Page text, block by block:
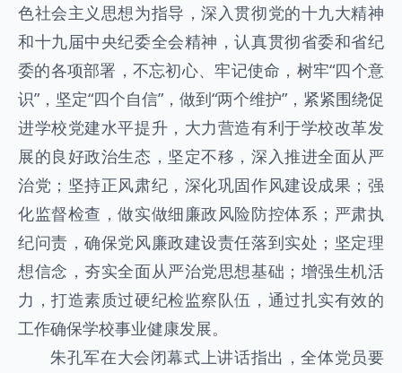
色社会主义思想为指导，深入贯彻党的十九大精神
和十九届中央纪委全会精神，认真贯彻省委和省纪
委的各项部署，不忘初心、牢记使命，树牢“四个意
识”，坚定“四个自信”，做到“两个维护”，紧紧围绕促
进学校党建水平提升，大力营造有利于学校改革发
展的良好政治生态，坚定不移，深入推进全面从严
治党；坚持正风肃纪，深化巩固作风建设成果；强
化监督检查，做实做细廉政风险防控体系；严肃执
纪问责，确保党风廉政建设责任落到实处；坚定理
想信念，夯实全面从严治党思想基础；增强生机活
力，打造素质过硬纪检监察队伍，通过扎实有效的
工作确保学校事业健康发展。
朱孔军在大会闭幕式上讲话指出，全体党员要